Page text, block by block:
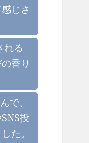
じさ
れる
香り
で、
投
た。